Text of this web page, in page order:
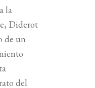
la
Diderot
de un
del